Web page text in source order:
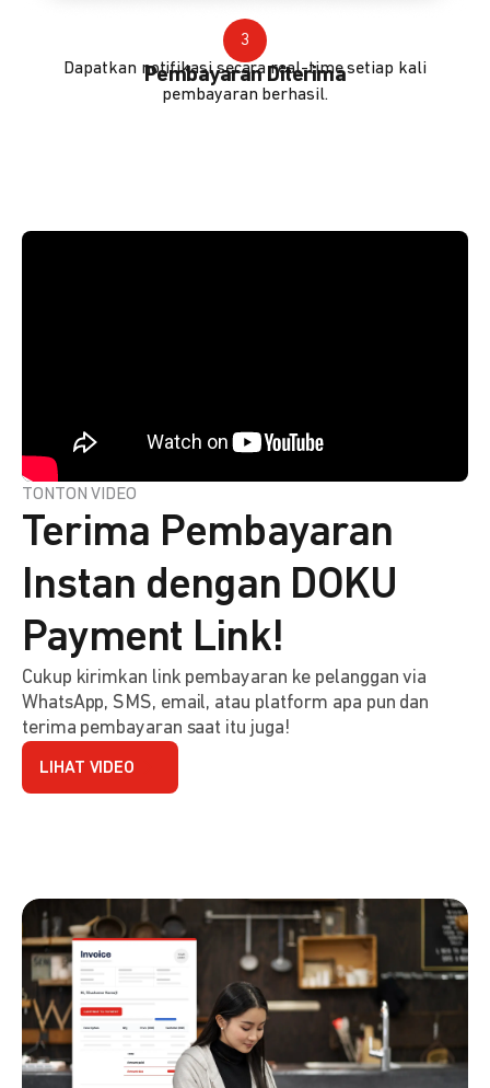
3
Pembayaran Diterima
Dapatkan notifikasi secara real-time setiap kali
pembayaran berhasil.
TONTON VIDEO
Terima Pembayaran
Instan dengan DOKU
Payment Link!
Cukup kirimkan link pembayaran ke pelanggan via
WhatsApp, SMS, email, atau platform apa pun dan
terima pembayaran saat itu juga!
LIHAT VIDEO